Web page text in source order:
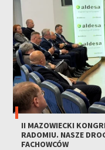
II MAZOWIECKI
RADOMIU. NASZE
FACHOWCÓW